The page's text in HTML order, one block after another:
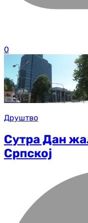
0
Друштво
Сутра Дан
Српској